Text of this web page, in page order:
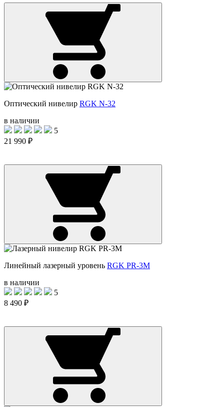
Оптический нивелир RGK N-32
в наличии
5
21 990 ₽
Линейный лазерный уровень RGK PR-3M
в наличии
5
8 490 ₽